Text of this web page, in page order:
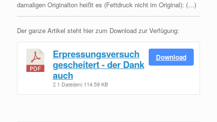
damaligen Originalton heißt es (Fettdruck nicht im Original): (…)
Der ganze Artikel steht hier zum Download zur Verfügung:
Erpressungsversuch
gescheitert - der Dank
auch
1 Datei(en) 114.59 KB
Download